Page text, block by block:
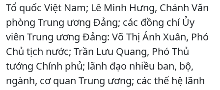
Tổ quốc Việt Nam; Lê Minh Hưng, Chánh Văn
phòng Trung ương Đảng; các đồng chí Ủy
viên Trung ương Đảng: Võ Thị Ánh Xuân, Phó
Chủ tịch nước; Trần Lưu Quang, Phó Thủ
tướng Chính phủ; lãnh đạo nhiều ban, bộ,
ngành, cơ quan Trung ương; các thế hệ lãnh